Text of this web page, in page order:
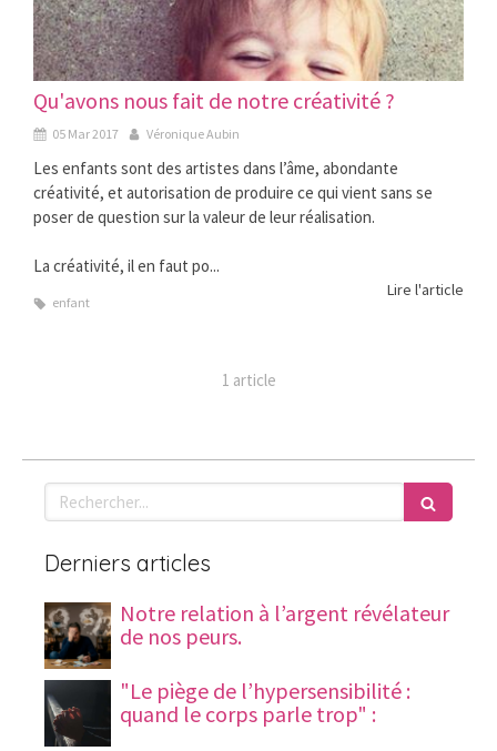
Qu'avons nous fait de notre créativité ?
05 Mar 2017 Véronique Aubin
Les enfants sont des artistes dans l’âme, abondante
créativité, et autorisation de produire ce qui vient sans se
poser de question sur la valeur de leur réalisation.
La créativité, il en faut po...
Lire l'article
enfant
1 article
Rechercher
Derniers articles
Notre relation à l’argent révélateur
de nos peurs.
"Le piège de l’hypersensibilité :
quand le corps parle trop" :